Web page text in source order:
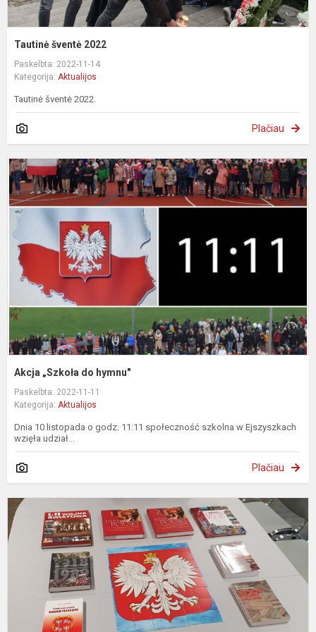
Tautinė šventė 2022
Paskelbta: 2022-11-14
Kategorija: Aktualijos
Tautinė šventė 2022.
Plačiau
Akcja „Szkoła do hymnu"
Paskelbta: 2022-11-11
Kategorija: Aktualijos
Dnia 10 listopada o godz. 11:11 społeczność szkolna w Ejszyszkach
wzięła udział...
Plačiau